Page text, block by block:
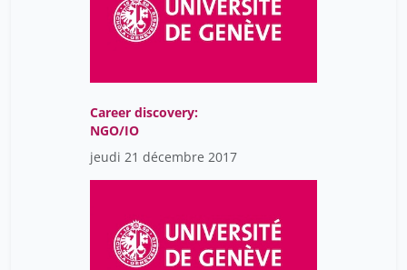
Career discovery:
NGO/IO
jeudi 21 décembre 2017